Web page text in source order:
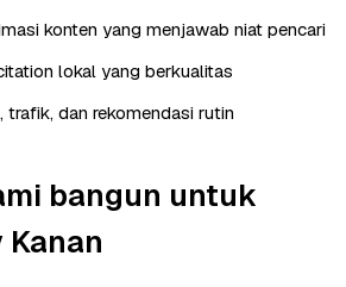
konten yang menjawab niat pencari
lokal yang berkualitas
trafik, dan rekomendasi rutin
bangun untuk
Kanan